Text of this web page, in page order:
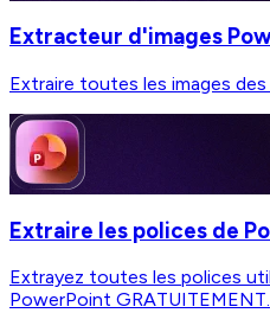
Extracteur d'images
Extraire toutes les images
Extraire les polices de
Extrayez toutes les polices
PowerPoint GRATUITEMENT.